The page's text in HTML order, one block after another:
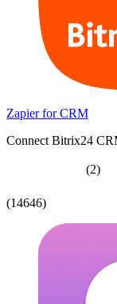
Zapier for CRM
Connect Bitrix24
(2)
(14646)